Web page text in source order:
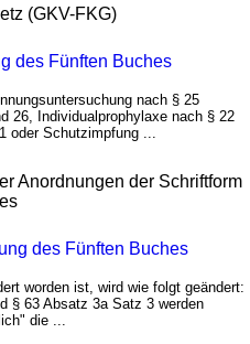
(GKV-FKG)
des Fünften Buches
nach § 25
26, Individualprophylaxe nach § 22
oder Schutzimpfung ...
Anordnungen der Schriftform
des Fünften Buches
worden ist, wird wie folgt geändert:
§ 63 Absatz 3a Satz 3 werden
die ...